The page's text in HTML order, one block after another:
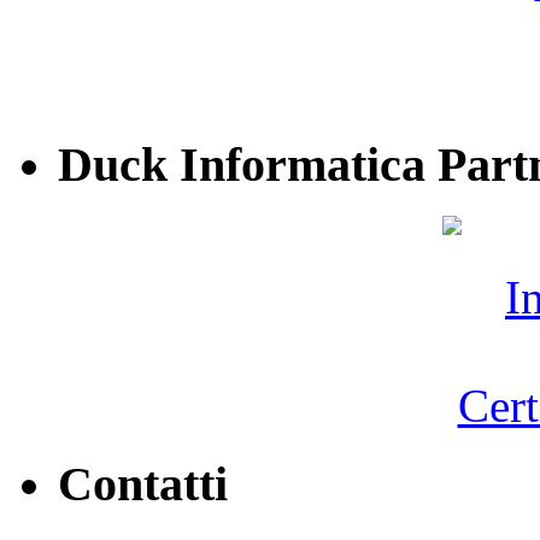
4. In ogni momento potrà
del titolare del
n. 196/2003, che per sua
Decreto Legislativo n. 196/
Duck Informatica
Contatti